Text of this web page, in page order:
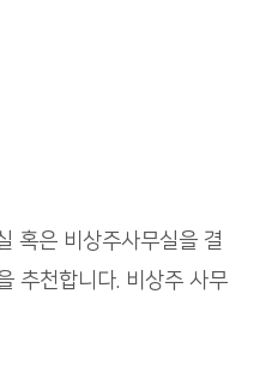
혹은 비상주사무실을 결
추천합니다. 비상주 사무